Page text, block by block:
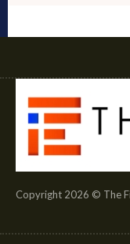
Copyright 2026 © The